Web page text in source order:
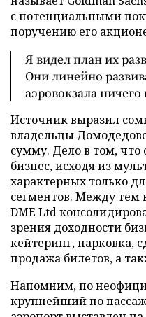
с потенциальными
поручению его
Я видел план их
Они линейно
аэровокзала ничего
Источник выразил
владельцы
сумму. Дело в том, что
бизнес, исходя из
характерных только
сегментов. Между тем
DME Ltd
зрения доходности
кейтеринг, парковка,
продажа билетов, а
Напомним, по
крупнейший по